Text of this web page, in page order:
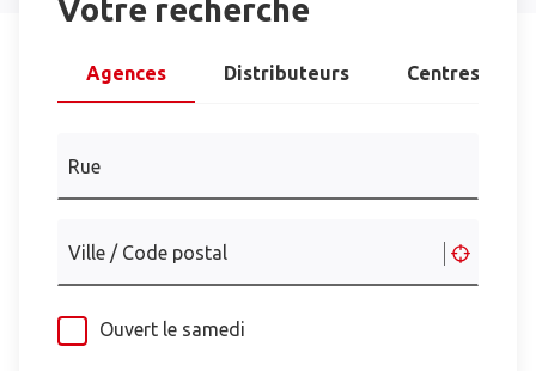
Votre recherche
Agences Distributeurs Centres
Rue
Ville / Code postal
Ouvert le samedi